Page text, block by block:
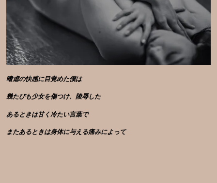
嗜虐の快感に目覚めた僕は
幾たびも少女を傷つけ、陵辱した
あるときは甘く冷たい言葉で
またあるときは身体に与える痛みによって